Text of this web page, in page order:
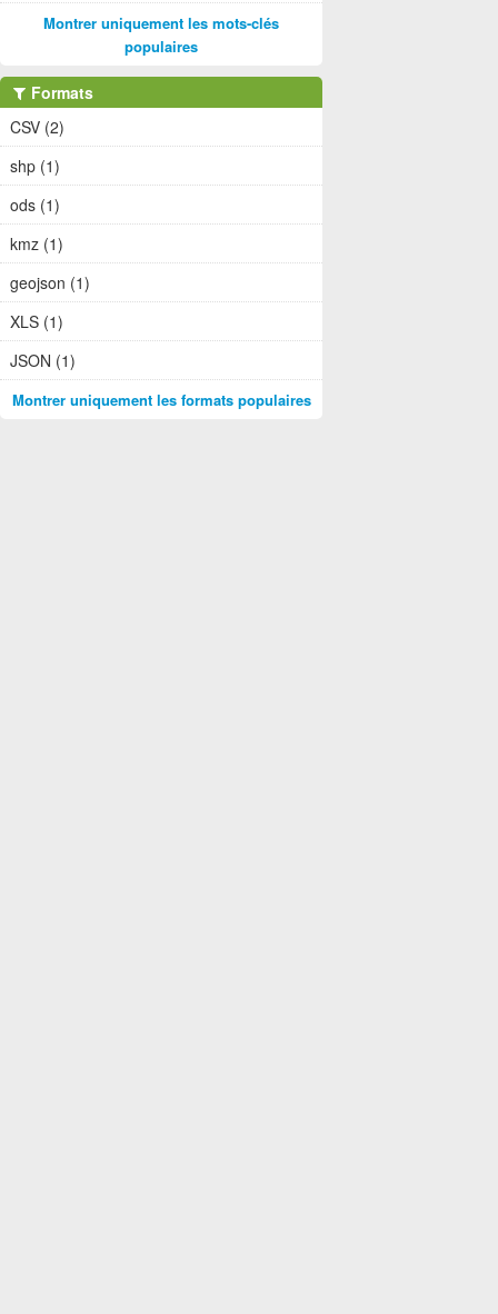
Montrer uniquement les mots-clés
populaires
Formats
CSV (2)
shp (1)
ods (1)
kmz (1)
geojson (1)
XLS (1)
JSON (1)
Montrer uniquement les formats populaires